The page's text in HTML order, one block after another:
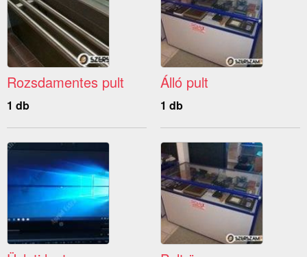
Rozsdamentes pult
1 db
Álló pult
1 db